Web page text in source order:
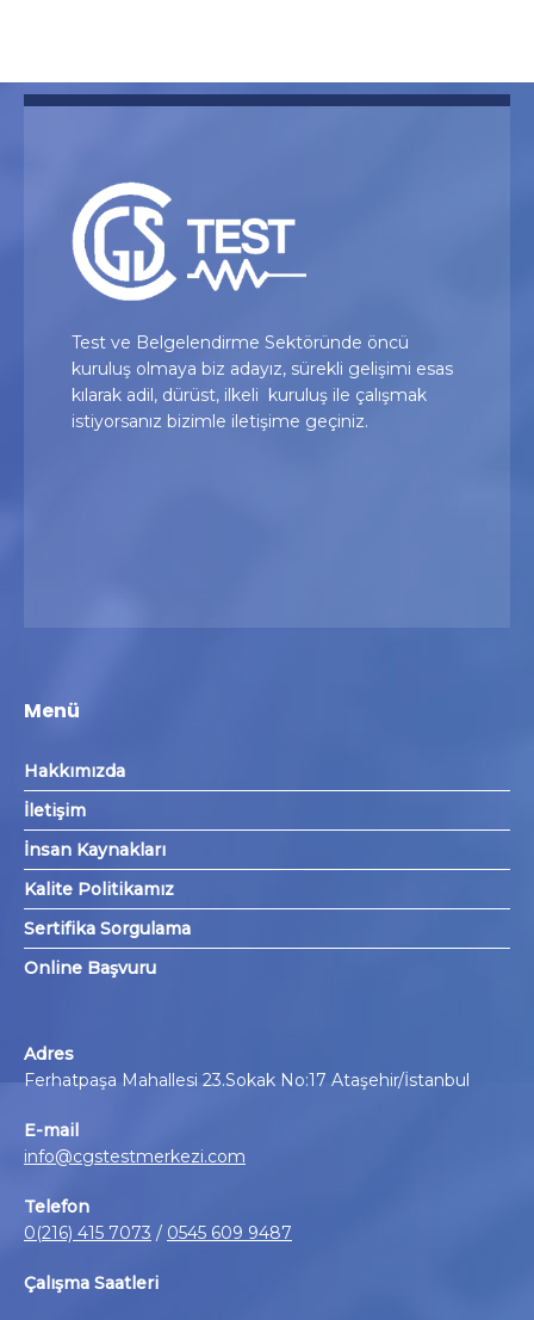
Test ve Belgelendirme Sektöründe öncü
kuruluş olmaya biz adayız, sürekli gelişimi esas
kılarak adil, dürüst, ilkeli kuruluş ile çalışmak
istiyorsanız bizimle iletişime geçiniz.
Menü
Hakkımızda
İletişim
İnsan Kaynakları
Kalite Politikamız
Sertifika Sorgulama
Online Başvuru
Adres
Ferhatpaşa Mahallesi 23.Sokak No:17 Ataşehir/İstanbul
E-mail
info@cgstestmerkezi.com
Telefon
0(216) 415 7073 / 0545 609 9487
Çalışma Saatleri